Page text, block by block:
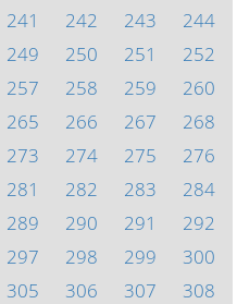
241 242 243
244
249 250 251
252
257 258 259
260
265 266 267
268
273 274 275
276
281 282 283
284
289 290 291
292
297 298 299
300
305 306 307
308